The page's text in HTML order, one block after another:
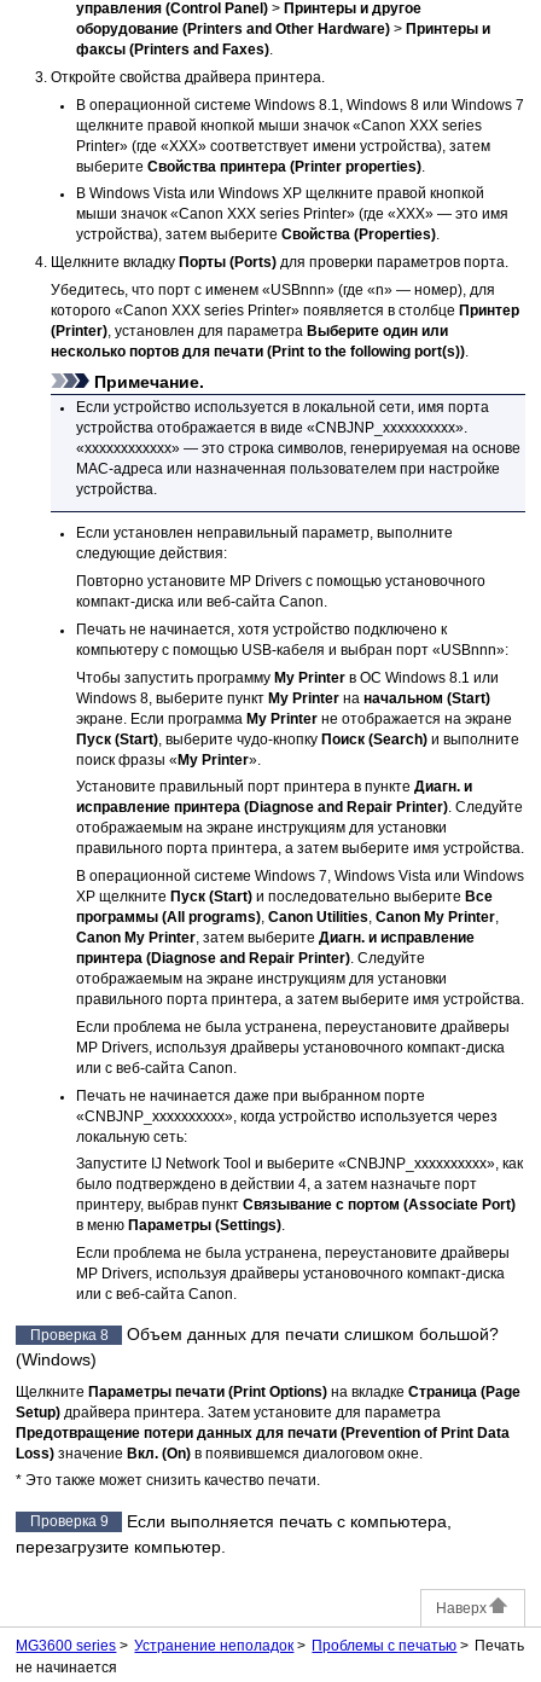
управления (Control Panel)> Принтеры и другое
оборудование (Printers and Other Hardware)> Принтеры и
факсы (Printers and Faxes).
Откройте свойства драйвера принтера.
В операционной системе Windows 8.1 Windows 8или Windows 7
щелкните правой кнопкой мыши значок «Canon XXX series
Printer» (где «XXX» соответствует имени устройства), затем
выберите Свойства принтера (Printer properties).
В Windows Vista или Windows XPщелкните правой кнопкой
мыши значок «Canon XXX series Printer» (где «XXX» — это имя
устройства), затем выберите Свойства (Properties).
Щелкните вкладку Порты (Ports) для проверки параметров порта.
Убедитесь, что порт с именем «USBnnn» (где «n» — номер), для
которого «Canon XXX series Printer» появляется в столбце Принтер
(Printer) , установлен для параметра Выберите один или
несколько портов для печати (Print to the following port(s))
Примечание.
Если устройствоиспользуется в локальной сети, имя порта
устройстваотображается в виде «CNBJNP_xxxxxxxxxx».
«xxxxxxxxxxxx» — это строка символов, генерируемая на основе
MAC-адреса или назначенная пользователем при настройке
устройства.
Если установлен неправильный параметр, выполните
следующие действия:
Повторно установите MP Driversс помощью установочного
компакт-диска или веб-сайта Canon
Печать не начинается, хотя устройствоподключено к
компьютеру с помощью USB-кабеля и выбран порт «USBnnn»:
Чтобы запустить программу My Printerв ОС Windows 8.1 или
Windows 8, выберите пункт My Printerна начальном (Start)
экране.
Если программа My Printerне отображается на экране
Пуск (Start), выберите чудо-кнопку Поиск (Search)и выполните
поиск фразы « My Printer».
Установите правильный порт принтера в пункте Диагн. и
исправление принтера (Diagnose and Repair Printer). Следуйте
отображаемым на экране инструкциям для установки
правильного порта принтера , а затем выберите имя устройства
В операционной системе Windows 7 Windows Vista или Windows
XPщелкните Пуск (Start)и последовательно выберите Все
программы (All programs), Canon Utilities Canon My Printer,
Canon My Printer, затем выберите Диагн. и исправление
принтера (Diagnose and Repair Printer). Следуйте
отображаемым на экране инструкциям для установки
правильного порта принтера , а затем выберите имя устройства
Если проблема не была устранена, переустановите драйверы
MP Drivers, используя драйверы установочного компакт-диска
или с веб-сайта Canon
Печать не начинается даже при выбранном порте
«CNBJNP_xxxxxxxxxx», когда устройствоиспользуется через
локальную сеть:
Запустите IJ Network Tool и выберите «CNBJNP_xxxxxxxxxx», как
было подтверждено в действии 4, а затем назначьте порт
принтеру, выбрав пункт Связывание с портом (Associate Port)
в меню Параметры (Settings).
Если проблема не была устранена, переустановите драйверы
MP Drivers, используя драйверы установочного компакт-диска
или с веб-сайта Canon
Проверка 8
Объем данных для печати слишком большой?
(Windows)
Щелкните Параметры печати (Print Options) на вкладкеСтраница (Page
Setup) драйвера принтера.
Затем установите для параметра
Предотвращение потери данных для печати (Prevention of Print Data
Loss) значение Вкл. (On) в появившемся диалоговом окне.
* Это также может снизить качество печати.
Проверка 9
Если выполняется печать с компьютера,
перезагрузите компьютер.
Наверх
MG3600 series Устранение неполадок Проблемы с печатью
Печать
не начинается